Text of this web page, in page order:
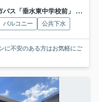
垂水東中学校前」 停歩4分
バルコニー 公共下水
に不安のある方はお気軽にご